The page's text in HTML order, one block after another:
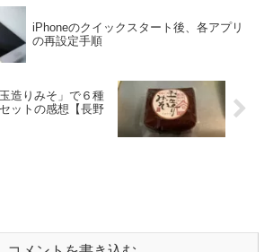
iPhoneのクイックスタート後、各アプリ
の再設定手順
造りみそ」で６種
ットの感想【長野